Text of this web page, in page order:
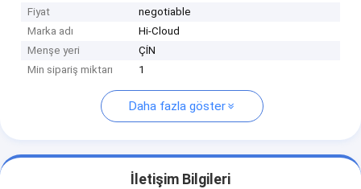
Fiyat
negotiable
Marka adı
Hi-Cloud
Menşe yeri
ÇİN
Min sipariş miktarı
1
Daha fazla göster
İletişim Bilgileri